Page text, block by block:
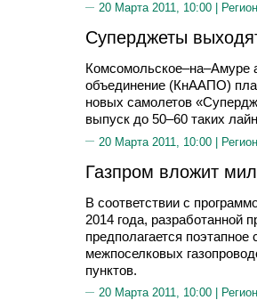
20 Марта 2011, 10:00 |
Суперджеты
Комсомольское–на–Амуре
объединение (КнААПО)
новых самолетов
выпуск до 50–60 таких
20 Марта 2011, 10:00 |
Газпром вложит
В соответствии с
2014 года, разработанной
предполагается
межпоселковых
пунктов.
20 Марта 2011, 10:00 |